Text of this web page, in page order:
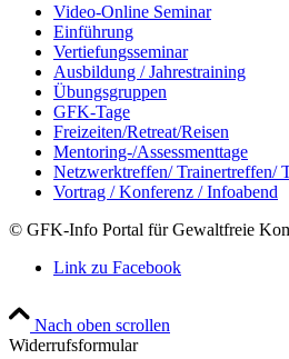
Video-Online Seminar
Einführung
Vertiefungsseminar
Ausbildung / Jahrestraining
Übungsgruppen
GFK-Tage
Freizeiten/Retreat/Reisen
Mentoring-/Assessmenttage
Netzwerktreffen/ Trainertreffen/
Vortrag / Konferenz / Infoabend
© GFK-Info Portal für Gewaltfreie
Link zu Facebook
Nach oben scrollen
Widerrufsformular